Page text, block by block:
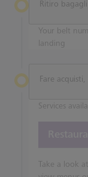
Ritiro bagagli
Your belt
landing
Fare
Services
Take a look